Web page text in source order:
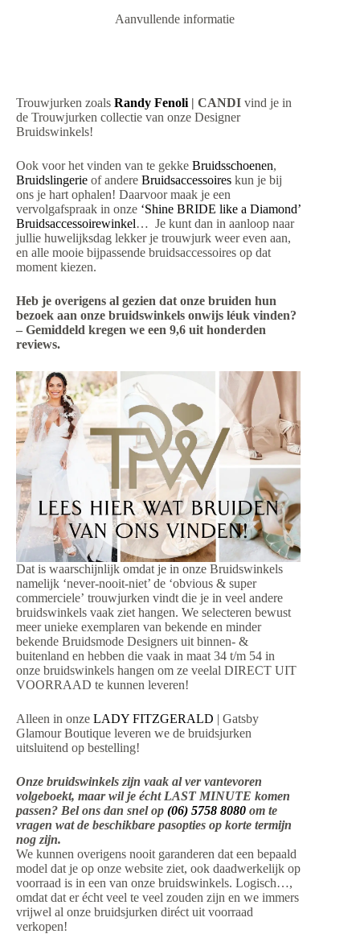
Aanvullende informatie
Trouwjurken zoals Randy Fenoli | CANDI vind je in
de Trouwjurken collectie van onze Designer
Bruidswinkels!
Ook voor het vinden van te gekke Bruidsschoenen,
Bruidslingerie of andere Bruidsaccessoires kun je bij
ons je hart ophalen! Daarvoor maak je een
vervolgafspraak in onze ‘Shine BRIDE like a Diamond’
Bruidsaccessoirewinkel… Je kunt dan in aanloop naar
jullie huwelijksdag lekker je trouwjurk weer even aan,
en alle mooie bijpassende bruidsaccessoires op dat
moment kiezen.
Heb je overigens al gezien dat onze bruiden hun
bezoek aan onze bruidswinkels onwijs léuk vinden?
– Gemiddeld kregen we een 9,6 uit honderden
reviews.
Dat is waarschijnlijk omdat je in onze Bruidswinkels
namelijk ‘never-nooit-niet’ de ‘obvious & super
commerciele’ trouwjurken vindt die je in veel andere
bruidswinkels vaak ziet hangen. We selecteren bewust
meer unieke exemplaren van bekende en minder
bekende Bruidsmode Designers uit binnen- &
buitenland en hebben die vaak in maat 34 t/m 54 in
onze bruidswinkels hangen om ze veelal DIRECT UIT
VOORRAAD te kunnen leveren!
Alleen in onze LADY FITZGERALD | Gatsby
Glamour Boutique leveren we de bruidsjurken
uitsluitend op bestelling!
Onze bruidswinkels zijn vaak al ver vantevoren
volgeboekt, maar wil je écht LAST MINUTE komen
passen? Bel ons dan snel op (06) 5758 8080 om te
vragen wat de beschikbare pasopties op korte termijn
nog zijn.
We kunnen overigens nooit garanderen dat een bepaald
model dat je op onze website ziet, ook daadwerkelijk op
voorraad is in een van onze bruidswinkels. Logisch…,
omdat dat er écht veel te veel zouden zijn en we immers
vrijwel al onze bruidsjurken diréct uit voorraad
verkopen!